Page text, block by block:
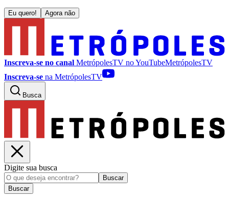
Eu quero! Agora não
Inscreva-se no canal MetrópolesTV noYouTubeMetrópolesTV
Inscreva-se na MetrópolesTV
Busca
Digite sua busca
Buscar
Buscar